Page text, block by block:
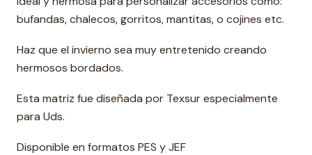
bufandas, chalecos, gorritos, mantitas, o cojines etc.
Haz que el invierno sea muy entretenido creando
hermosos bordados.
Esta matriz fue diseñada por Texsur especialmente
para Uds.
Disponible en formatos PES y JEF